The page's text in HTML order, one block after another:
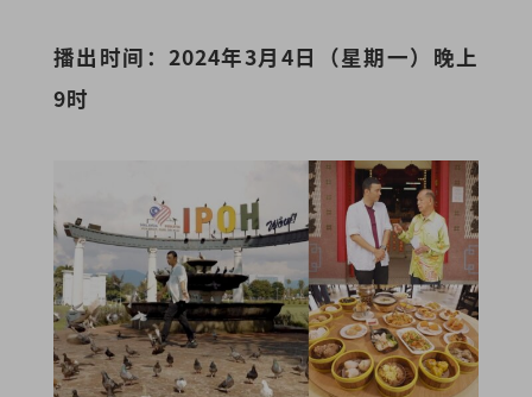
播出时间：2024年3月4日（星期一）晚上
9时